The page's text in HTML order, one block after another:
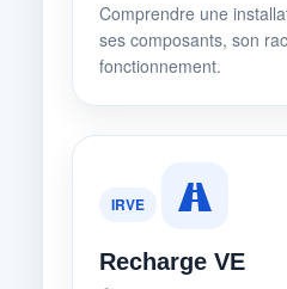
Comprendre une
ses composants, son
fonctionnement.
IRVE
Recharge VE